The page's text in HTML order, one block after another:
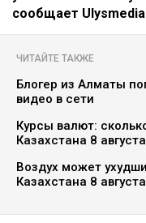
сообщает
ЧИТАЙТЕ ТАКЖЕ
Блогер из Алматы
видео в сети
Курсы валют:
Казахстана 8 августа
Воздух может
Казахстана 8 августа